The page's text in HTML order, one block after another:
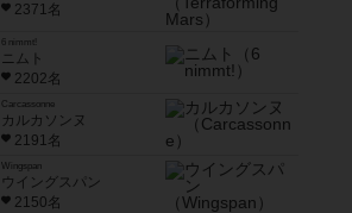
2371名
6 nimmt!
ニムト
2202名
Carcassonne
カルカソンヌ
2191名
Wingspan
ウイングスパン
2150名